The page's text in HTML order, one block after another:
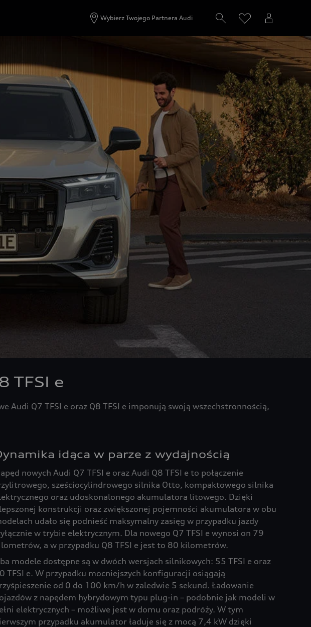
Wybierz Twojego Partnera Audi
TFSI e
Audi Q7 TFSI e oraz Q8 TFSI e imponują swoją wszechstronnością,
idąca w parze z wydajnością
nowych Audi Q7 TFSI e oraz Audi Q8 TFSI e to połączenie
sześciocylindrowego silnika Otto, kompaktowego silnika
oraz udoskonalonego akumulatora litowego. Dzięki
konstrukcji oraz zwiększonej pojemności akumulatora w obu
udało się podnieść maksymalny zasięg w przypadku jazdy
w trybie elektrycznym. Dla nowego Q7 TFSI e wynosi on 79
a w przypadku Q8 TFSI e jest to 80 kilometrów.
modele dostępne są w dwóch wersjach silnikowych: 55 TFSI e oraz
TFSI e. W przypadku mocniejszych konfiguracji osiągają
od 0 do 100 km/h w zaledwie 5 sekund. Ładowanie
z napędem hybrydowym typu plug-in – podobnie jak modeli w
elektrycznych – możliwe jest w domu oraz podróży. W tym
przypadku akumulator ładuje się z mocą 7,4 kW dzięki